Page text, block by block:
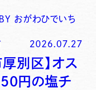
おがわひでいち
2026.07.27
厚別区】オス
円の塩チ